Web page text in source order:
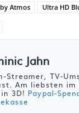
Atmos Ultra HD
Jahn
Streamer, TV-
Am liebsten
3D! Paypal-